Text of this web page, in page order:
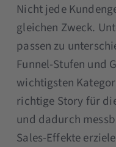
Nicht jede
gleichen Zweck.
passen zu
Funnel-Stufen und
wichtigsten
richtige Story für
und dadurch
Sales-Effekte